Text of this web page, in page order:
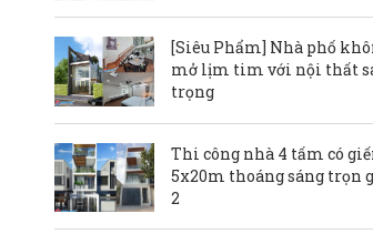
[Siêu Phẩm] Nhà phố
mở lịm tim với nội thất
trọng
Thi công nhà 4 tấm có
5x20m thoáng sáng trọn
2